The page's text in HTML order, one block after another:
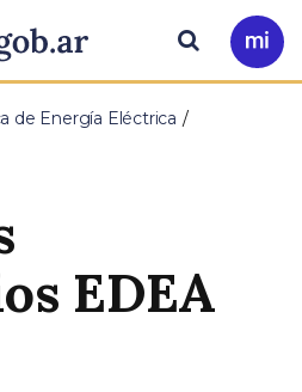
Ir
a
Buscar
de Energía Eléctrica
EDEA